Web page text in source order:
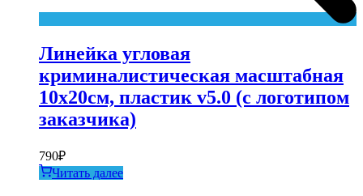
Линейка угловая
криминалистическая масштабная
10х20см, пластик v5.0 (с логотипом
заказчика)
790₽
Читать далее